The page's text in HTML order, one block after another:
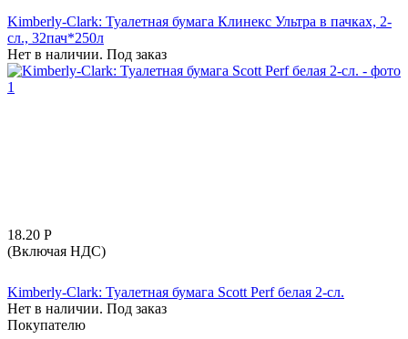
Kimberly-Clark: Туалетная бумага Клинекс Ультра в пачках, 2-
сл., 32пач*250л
Нет в наличии. Под заказ
18.20 Р
(Включая НДС)
Kimberly-Clark: Туалетная бумага Scott Perf белая 2-сл.
Нет в наличии. Под заказ
Покупателю